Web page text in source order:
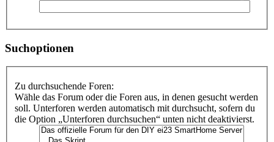
Suchoptionen
Zu durchsuchende Foren:
Wähle das Forum oder die Foren aus, in denen gesucht werden
soll. Unterforen werden automatisch mit durchsucht, sofern du
die Option „Unterforen durchsuchen“ unten nicht deaktivierst.